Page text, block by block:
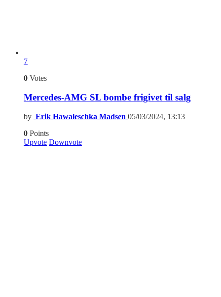
7
0 Votes
Mercedes-AMG SL bombe frigivet til salg
by Erik Hawaleschka Madsen 05/03/2024, 13:13
0 Points
Upvote Downvote